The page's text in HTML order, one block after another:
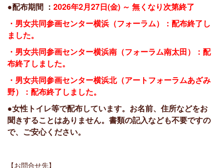
●配布期間 ： 2026年2月27日(金) ～ 無くなり次第終了
・男女共同参画センター横浜（フォーラム）：配布終了し
ました。
・男女共同参画センター横浜南（フォーラム南太田）：配
布終了しました。
・男女共同参画センター横浜北（アートフォーラムあざみ
野）：配布終了しました。
●女性トイレ等で配布しています。お名前、住所などをお
聞きすることはありません。書類の記入なども不要ですの
で、ご安心ください。
【お問合せ先】